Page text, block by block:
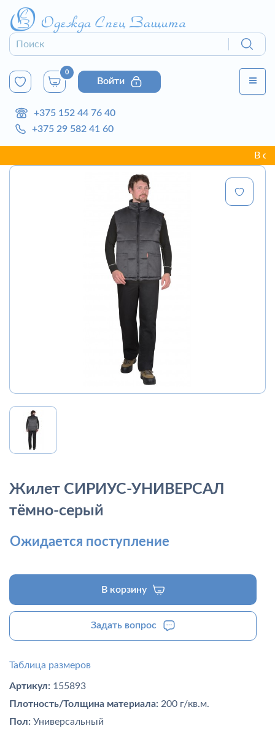
0
Войти
+375 152 44 76 40
+375 29 582 41 60
В
Жилет СИРИУС-УНИВЕРСАЛ
тёмно-серый
Ожидается поступление
В корзину
Задать вопрос
Таблица размеров
Артикул: 155893
Плотность/Толщина материала: 200 г/кв.м.
Пол: Универсальный